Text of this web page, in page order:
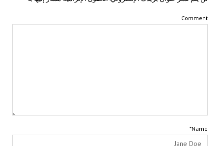
Comment
Name*